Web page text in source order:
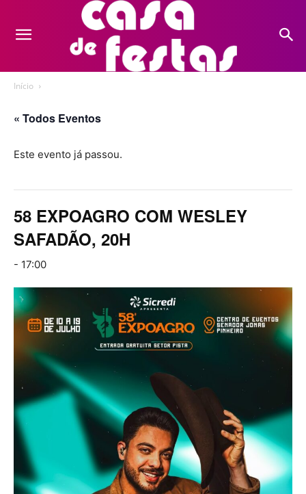
Início
« Todos Eventos
Este evento já passou.
58 EXPOAGRO COM WESLEY
SAFADÃO, 20H
- 17:00